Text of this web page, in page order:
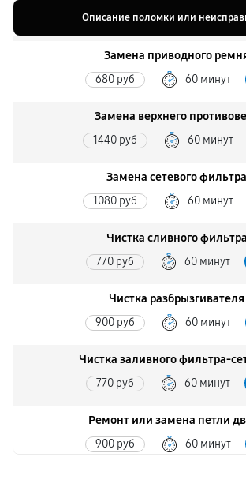
Описание поломки или
Замена приводного
680 руб 60 минут
Замена верхнего
1440 руб 60 минут
Замена сетевого фильтра
1080 руб 60 минут
Чистка сливного фильтра
770 руб 60 минут
Чистка разбрызгивателя
900 руб 60 минут
Чистка заливного фильтра-
770 руб 60 минут
Ремонт или замена петли
900 руб 60 минут